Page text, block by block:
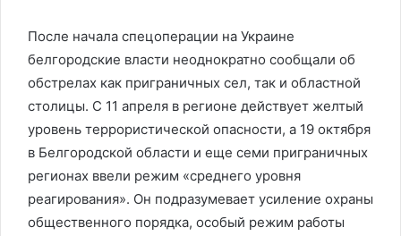
После начала спецоперации на Украине
белгородские власти неоднократно сообщали об
обстрелах как приграничных сел, так и областной
столицы. С 11 апреля в регионе действует желтый
уровень террористической опасности, а 19 октября
в Белгородской области и еще семи приграничных
регионах ввели режим «среднего уровня
реагирования». Он подразумевает усиление охраны
общественного порядка, особый режим работы